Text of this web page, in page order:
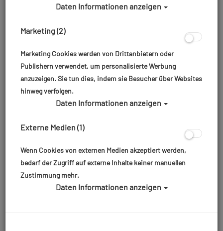
Taucht ein in spektakuläre Korallenriffe, trefft auf
unvergessliche Sonnenfinsternis‑Momente – alles
gemeinsam in der Gruppe. Jedes Detail ist durchdacht,
von top-ausgestatteten Schiffen wie M/Y Amba und
Golden Dolphin IV bis hin zu maßgeschneiderten
Programmen für Kinder, Jugendliche und erfahrene
mit Roger Tours wird jede Gruppenreise zu einem
Daten Informationen anzeigen
Marketing (2)
Marketing Cookies werden von Drittanbietern oder
Publishern verwendet, um personalisierte Werbung
anzuzeigen. Sie tun dies, indem sie Besucher über Websites
hinweg verfolgen.
Daten Informationen anzeigen
Externe Medien (1)
Wenn Cookies von externen Medien akzeptiert werden,
bedarf der Zugriff auf externe Inhalte keiner manuellen
Zustimmung mehr.
Daten Informationen anzeigen